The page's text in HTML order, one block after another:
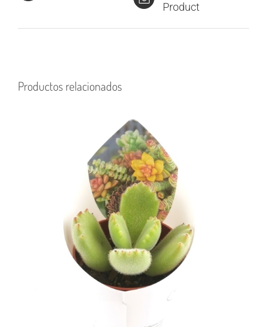
Product
Productos relacionados